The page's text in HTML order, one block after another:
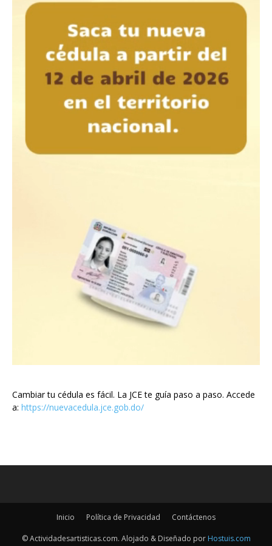
Cambiar tu cédula es fácil. La JCE te guía paso a paso. Accede
a: https://nuevacedula.jce.gob.do/
Inicio Política de Privacidad Contáctenos
© Actividadesartisticas.com. Alojado & Diseñado por Hostuis.com